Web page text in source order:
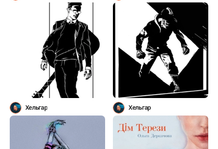
Хельгар Хельгар